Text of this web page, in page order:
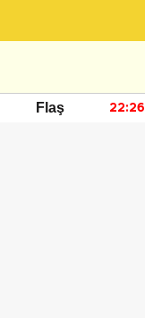
Flaş 22:26